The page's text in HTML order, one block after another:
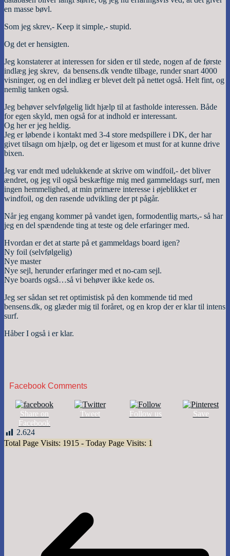
en masse bøvl.
Som jeg skrev,- Keep it simple,- stupid.
Og det er hensigten.
Jeg konstaterer at interessen for siden er til stede, nogen af de første
indlæg jeg skrev, da bensens.dk vendte tilbage, runder snart 4000
visninger, og en del indlæg er blevet delt på nettet også. Helt fint, og
nemlig tanken også.
Jeg behøver selvfølgelig lidt hjælp til at fastholde interessen. Både
for egen skyld, men også for at indhold er interessant.
Og her er jeg heldig.
Jeg er løbende i kontakt med 3-4 store medspillere i DK, der har
givet tilsagn om hjælp, og det er ligesom et must for at kunne drive
bixen.
Jeg var endt med udelukkende at skrive om windfoil,- det bliver
ændret, og jeg vil også beskæftige mig med gammeldags surf, men
ingen hemmelighed, at min primære interesse i øjeblikket er
windfoil, og den rasende udvikling der pt pågår.
Når jeg engang kommer på vandet igen, formodentlig marts,- så har
jeg en del spændende ting at teste og dele erfaringer med.
Hvordan er det at starte på et gammeldags board igen?
Ny foil (selvfølgelig)
Nye master
Nye sejl, herunder erfaringer med et no-cam sejl.
Nye boards også…så vi behøver ikke kede os.
Jeg ser sådan set ret optimistisk på den kommende tid med
bensens.dk, og glæder mig til foråret, og en krop der er klar til intens
surf.
Håber I også i er klar.
Facebook Comments
Share on
Facebook
Tweet Follow us Save
2.624
Total Page Visits: 1915 - Today Page Visits: 1